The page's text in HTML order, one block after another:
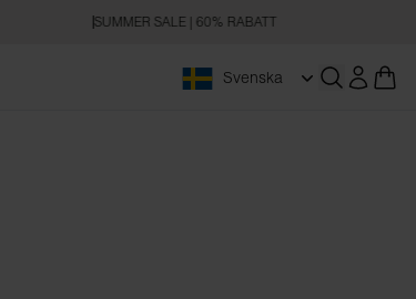
SUMMER SALE | 60% RABATT
Svenska